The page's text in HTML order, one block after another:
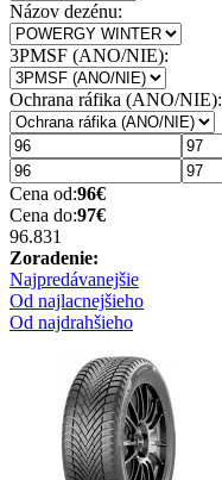
Názov dezénu:
3PMSF (ANO/NIE):
Ochrana ráfika (ANO/NIE):
Cena od:96€
Cena do:97€
96.831
Zoradenie:
Najpredávanejšie
Od najlacnejšieho
Od najdrahšieho